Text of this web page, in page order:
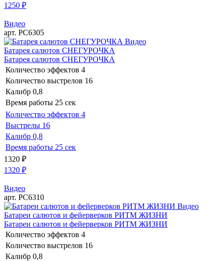
1250 ₽
Видео
арт. РС6305
Видео
Батарея салютов СНЕГУРОЧКА
Батарея салютов СНЕГУРОЧКА
Количество эффектов 4
Количество выстрелов 16
Калибр 0,8
Время работы 25 сек
Количество эффектов 4
Выстрелы 16
Калибр 0,8
Время работы 25 сек
1320 ₽
1320 ₽
Видео
арт. РС6310
Видео
Батареи салютов и фейерверков РИТМ ЖИЗНИ
Батареи салютов и фейерверков РИТМ ЖИЗНИ
Количество эффектов 4
Количество выстрелов 16
Калибр 0,8